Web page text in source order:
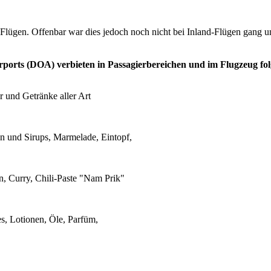
Offenbar war dies jedoch noch nicht bei Inland-Flügen
(DOA) verbieten in Passagierbereichen und im Flugzeug
und Getränke aller Art
und Sirups, Marmelade, Eintopf,
Curry, Chili-Paste "Nam Prik"
Lotionen, Öle, Parfüm,